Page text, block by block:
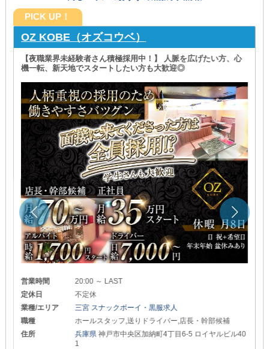
PICK UP！
OZ KOBE（オズコウベ）
【夜職業界未経験者さん積極採用中！】 人脈を広げたい方、心
機一転、新天地でスタートしたい方も大歓迎◎
営業時間
20:00 ～ LAST
定休日
不定休
業種/エリア
三宮 スナックボーイ・黒服求人
職種
ホールスタッフ,送りドライバー,店長・幹部候補
住所
兵庫県神戸市中央区加納町4丁目6-5 ロイヤルビル40
1